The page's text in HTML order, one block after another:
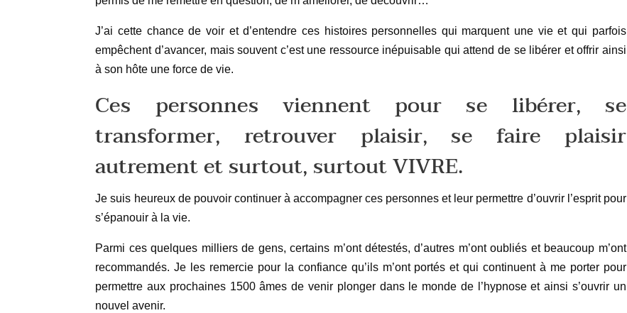
J’ai cette chance de voir et d’entendre ces histoires personnelles qui marquent une vie et qui parfois
empêchent d’avancer, mais souvent c’est une ressource inépuisable qui attend de se libérer et offrir ainsi
à son hôte une force de vie.
Ces personnes viennent pour se libérer, se
transformer, retrouver plaisir, se faire plaisir
autrement et surtout, surtout VIVRE.
Je suis heureux de pouvoir continuer à accompagner ces personnes et leur permettre d’ouvrir l’esprit pour
s’épanouir à la vie.
Parmi ces quelques milliers de gens, certains m’ont détestés, d’autres m’ont oubliés et beaucoup m’ont
recommandés. Je les remercie pour la confiance qu’ils m’ont portés et qui continuent à me porter pour
permettre aux prochaines 1500 âmes de venir plonger dans le monde de l’hypnose et ainsi s’ouvrir un
nouvel avenir.